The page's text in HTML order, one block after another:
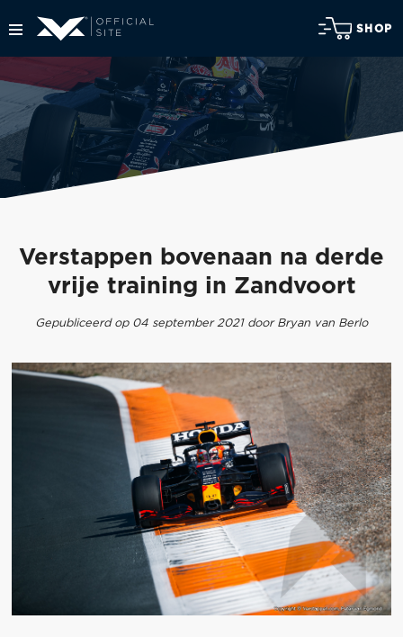
SHOP
Verstappen bovenaan na derde
vrije training in Zandvoort
Gepubliceerd op 04 september 2021 door Bryan van Berlo